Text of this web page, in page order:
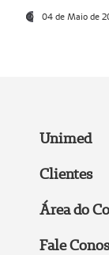
04 de Maio de
Unimed
Clientes
Área do
Fale